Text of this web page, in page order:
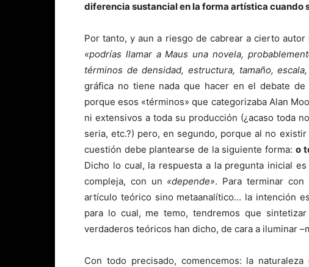
diferencia sustancial en la forma artística cuando
Por tanto, y aun a riesgo de cabrear a cierto
«podrías llamar a Maus una novela,
términos de densidad, estructura, tamaño,
gráfica no tiene nada que hacer en el debate
porque esos «términos» que categorizaba Alan
ni extensivos a toda su producción (¿acaso toda
seria, etc.?) pero, en segundo, porque al no
cuestión debe plantearse de la siguiente forma: o
Dicho lo cual, la respuesta a la pregunta inicial
compleja, con un «depende». Para terminar
artículo teórico sino metaanalítico… la intención
para lo cual, me temo, tendremos que
verdaderos teóricos han dicho, de cara a iluminar
Con todo precisado, comencemos: la